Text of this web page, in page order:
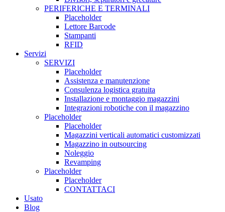
PERIFERICHE E TERMINALI
Placeholder
Lettore Barcode
Stampanti
RFID
Servizi
SERVIZI
Placeholder
Assistenza e manutenzione
Consulenza logistica gratuita
Installazione e montaggio magazzini
Integrazioni robotiche con il magazzino
Placeholder
Placeholder
Magazzini verticali automatici customizzati
Magazzino in outsourcing
Noleggio
Revamping
Placeholder
Placeholder
CONTATTACI
Usato
Blog